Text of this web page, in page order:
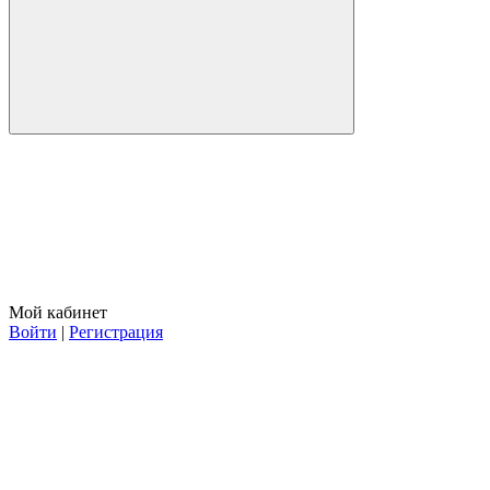
Мой кабинет
Войти | Регистрация